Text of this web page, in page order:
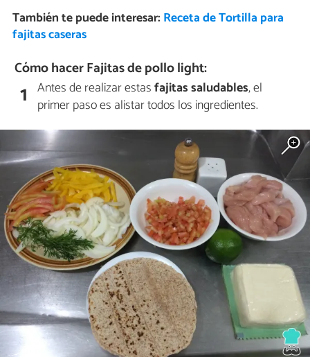
También te puede interesar: Receta de Tortilla para
fajitas caseras
Cómo hacer Fajitas de pollo light:
1 Antes de realizar estasfajitas saludables, el
primer paso es alistar todos los ingredientes.